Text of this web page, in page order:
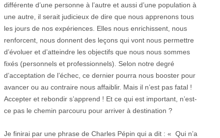
différente d’une personne à l’autre et aussi d’une population à
une autre, il serait judicieux de dire que nous apprenons tous
les jours de nos expériences. Elles nous enrichissent, nous
renforcent, nous donnent des leçons qui vont nous permettre
d’évoluer et d’atteindre les objectifs que nous nous sommes
fixés (personnels et professionnels). Selon notre degré
d’acceptation de l’échec, ce dernier pourra nous booster pour
avancer ou au contraire nous affaiblir. Mais il n’est pas fatal !
Accepter et rebondir s’apprend ! Et ce qui est important, n’est-
ce pas le chemin parcouru pour arriver à destination ?
Je finirai par une phrase de Charles Pépin qui a dit : « Qui n’a